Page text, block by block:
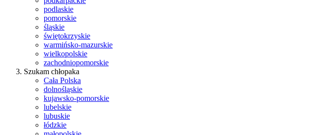
podlaskie
pomorskie
śląskie
świętokrzyskie
warmińsko-mazurskie
wielkopolskie
zachodniopomorskie
Szukam chłopaka
Cała Polska
dolnośląskie
kujawsko-pomorskie
lubelskie
lubuskie
łódzkie